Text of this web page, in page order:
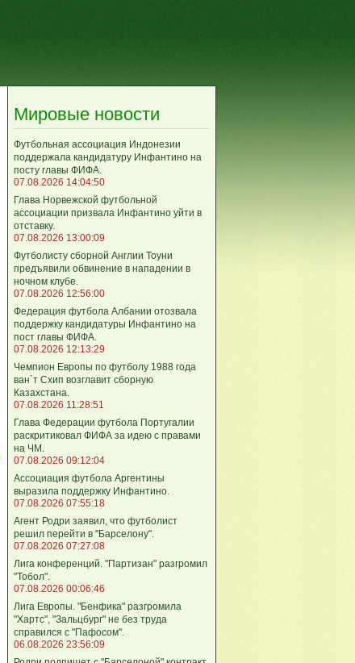
Мировые новости
Футбольная ассоциация Индонезии
поддержала кандидатуру Инфантино на
посту главы ФИФА.
07.08.2026 14:04:50
Глава Норвежской футбольной
ассоциации призвала Инфантино уйти в
отставку.
07.08.2026 13:00:09
Футболисту сборной Англии Тоуни
предъявили обвинение в нападении в
ночном клубе.
07.08.2026 12:56:00
Федерация футбола Албании отозвала
поддержку кандидатуры Инфантино на
пост главы ФИФА.
07.08.2026 12:13:29
Чемпион Европы по футболу 1988 года
ван`т Схип возглавит сборную
Казахстана.
07.08.2026 11:28:51
Глава Федерации футбола Португалии
раскритиковал ФИФА за идею с правами
на ЧМ.
07.08.2026 09:12:04
Ассоциация футбола Аргентины
выразила поддержку Инфантино.
07.08.2026 07:55:18
Агент Родри заявил, что футболист
решил перейти в "Барселону".
07.08.2026 07:27:08
Лига кoнференций. "Партизан" разгромил
"Тобол".
07.08.2026 00:06:46
Лига Европы. "Бенфика" разгромила
"Хартс", "Зальцбург" не без труда
справился с "Пафосом".
06.08.2026 23:56:09